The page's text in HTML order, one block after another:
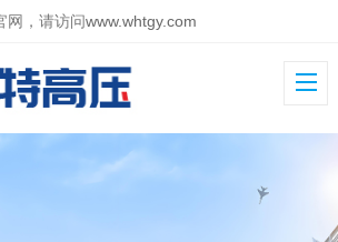
网，请访问www.whtgy.com